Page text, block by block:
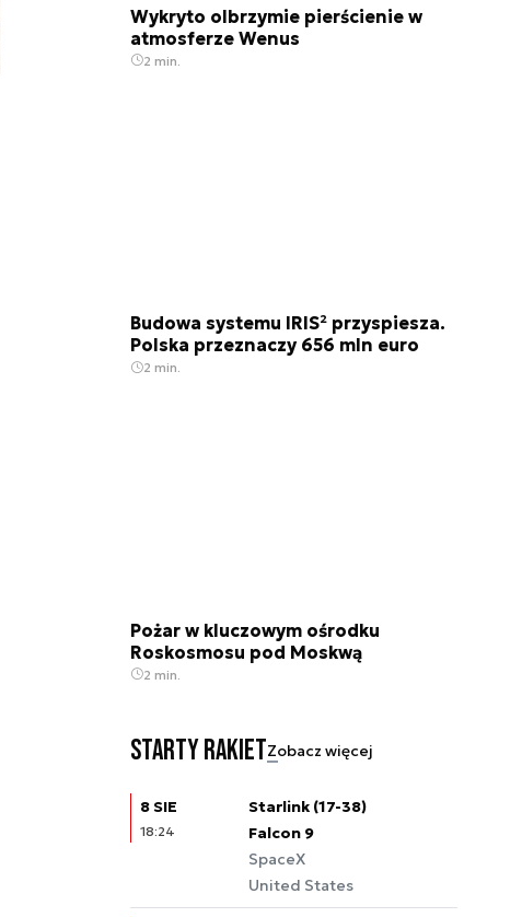
Wykryto olbrzymie pierścienie w
atmosferze Wenus
2 min.
Budowa systemu IRIS² przyspiesza.
Polska przeznaczy 656 mln euro
2 min.
Pożar w kluczowym ośrodku
Roskosmosu pod Moskwą
2 min.
Starty rakietZobacz więcej
8 SIE
18:24
Starlink (17-38)
Falcon 9
SpaceX
United States